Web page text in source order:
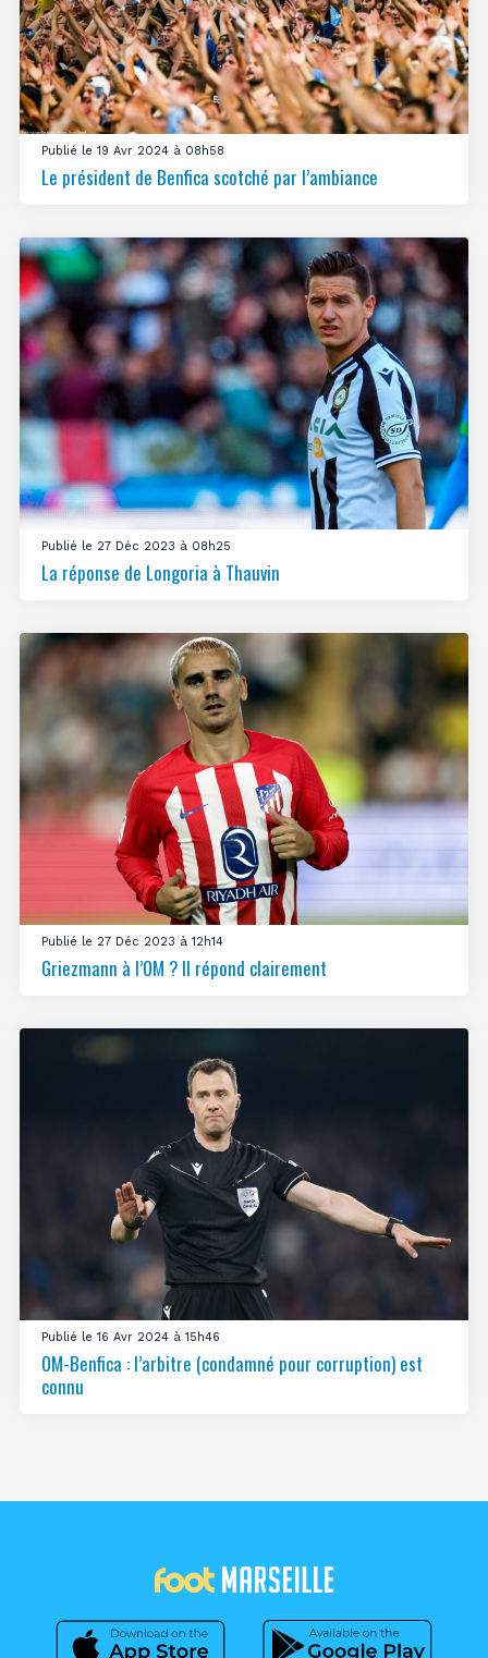
Publié le 19 Avr 2024 à 08h58
Le président de Benfica scotché par l’ambiance
Publié le 27 Déc 2023 à 08h25
La réponse de Longoria à Thauvin
Publié le 27 Déc 2023 à 12h14
Griezmann à l’OM ? Il répond clairement
Publié le 16 Avr 2024 à 15h46
OM-Benfica : l’arbitre (condamné pour corruption) est
connu